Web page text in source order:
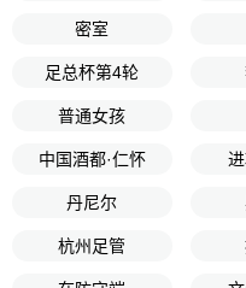
密室
足总杯第4轮
普通女孩
中国酒都·仁怀
丹尼尔
杭州足管